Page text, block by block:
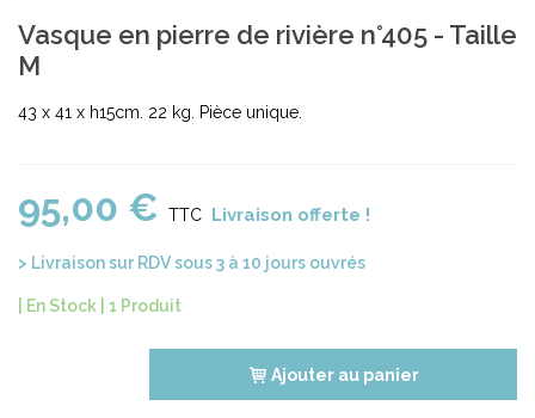
Vasque en pierre de rivière n°405 - Taille
M
43 x 41 x h15cm. 22 kg. Pièce unique.
95,00 € TTC Livraison offerte !
> Livraison sur RDV sous 3 à 10 jours ouvrés
| En Stock | 1 Produit
Ajouter au panier